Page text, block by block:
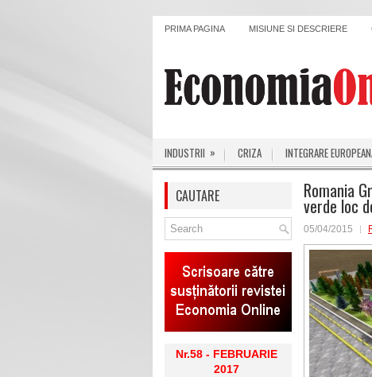
PRIMA PAGINA MISIUNE SI DESCRIERE
INDUSTRII » CRIZA INTEGRARE
Romania
verde loc
05/04/2015
CAUTARE
Nr.58 - FEBRUARIE
2017